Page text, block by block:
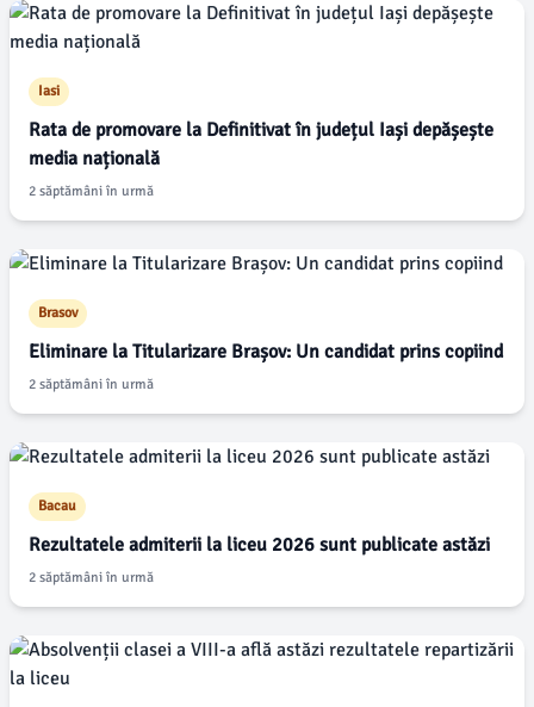
Iasi
Rata de promovare la Definitivat în județul Iași depășește
media națională
2 săptămâni în urmă
Brasov
Eliminare la Titularizare Brașov: Un candidat prins copiind
2 săptămâni în urmă
Bacau
Rezultatele admiterii la liceu 2026 sunt publicate astăzi
2 săptămâni în urmă